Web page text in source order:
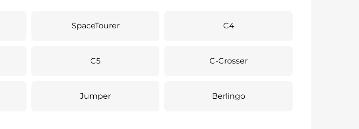
SpaceTourer C4
C5 C-Crosser
Jumper Berlingo